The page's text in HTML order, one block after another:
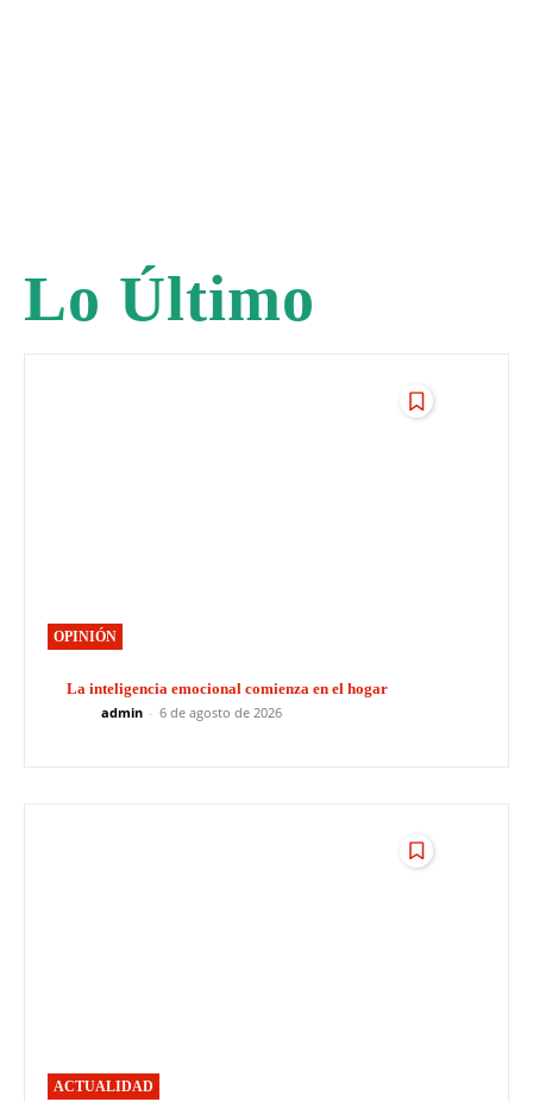
Lo Último
OPINIÓN
La inteligencia emocional comienza en el hogar
admin - 6 de agosto de 2026
ACTUALIDAD